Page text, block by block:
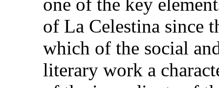
one of the key
of La Celestina since
which of the social
literary work a